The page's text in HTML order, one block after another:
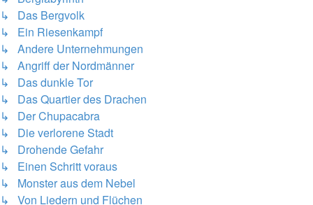
↳ Das Bergvolk
↳ Ein Riesenkampf
↳ Andere Unternehmungen
↳ Angriff der Nordmänner
↳ Das dunkle Tor
↳ Das Quartier des Drachen
↳ Der Chupacabra
↳ Die verlorene Stadt
↳ Drohende Gefahr
↳ Einen Schritt voraus
↳ Monster aus dem Nebel
↳ Von Liedern und Flüchen